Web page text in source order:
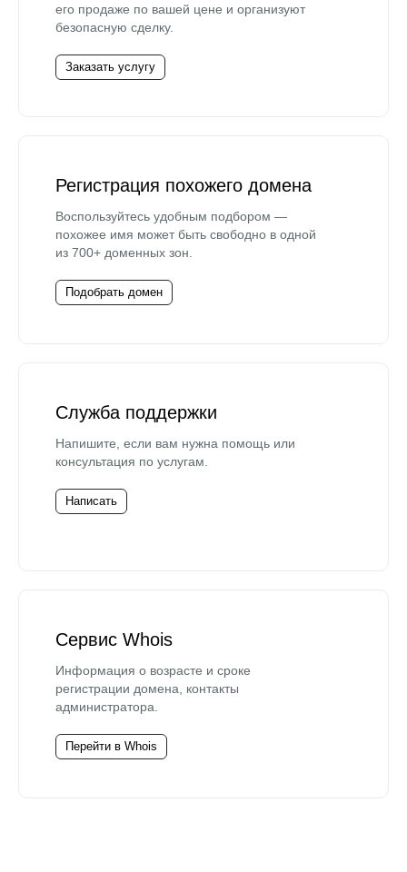
его продаже по вашей цене и организуют
безопасную сделку.
Заказать услугу
Регистрация похожего домена
Воспользуйтесь удобным подбором —
похожее имя может быть свободно в одной
из 700+ доменных зон.
Подобрать домен
Служба поддержки
Напишите, если вам нужна помощь или
консультация по услугам.
Написать
Сервис Whois
Информация о возрасте и сроке
регистрации домена, контакты
администратора.
Перейти в Whois